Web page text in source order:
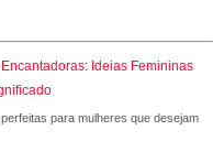
Ideias Femininas
para mulheres que desejam